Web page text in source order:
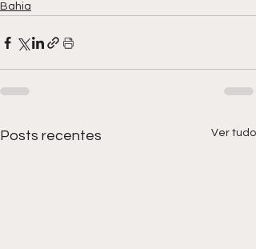
Bahia
Posts recentes Ver tudo